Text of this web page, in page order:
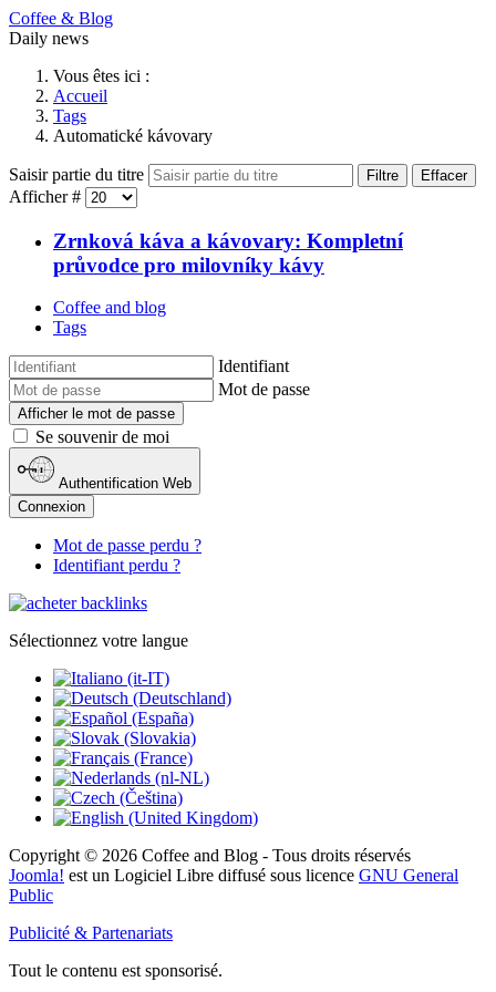
Coffee & Blog
Daily news
Vous êtes ici :
Accueil
Tags
Automatické kávovary
Saisir partie du titre Filtre Effacer
Afficher #
Zrnková káva a kávovary: Kompletní
průvodce pro milovníky kávy
Coffee and blog
Tags
Identifiant
Mot de passe
Afficher le mot de passe
Se souvenir de moi
Authentification Web
Connexion
Mot de passe perdu ?
Identifiant perdu ?
Sélectionnez votre langue
Copyright © 2026 Coffee and Blog - Tous droits réservés
Joomla! est un Logiciel Libre diffusé sous licence GNU General
Public
Publicité & Partenariats
Tout le contenu est sponsorisé.